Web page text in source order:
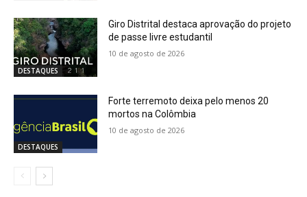
DESTAQUES
Giro Distrital destaca aprovação do projeto
de passe livre estudantil
10 de agosto de 2026
DESTAQUES
Forte terremoto deixa pelo menos 20
mortos na Colômbia
10 de agosto de 2026